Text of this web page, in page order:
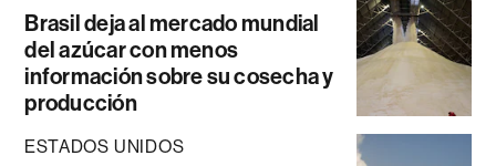
Brasil deja al mercado mundial
del azúcar con menos
información sobre su cosecha y
producción
ESTADOS UNIDOS